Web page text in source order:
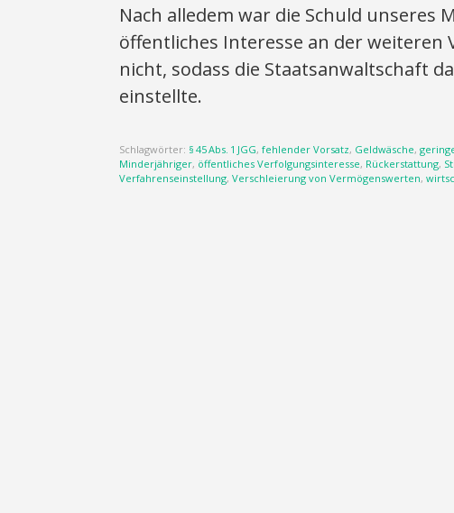
Nach alledem war die Schuld unseres
öffentliches Interesse an der weiteren
nicht, sodass die Staatsanwaltschaft
einstellte.
Schlagwörter: § 45 Abs. 1 JGG, fehlender Vorsatz, Geldwäsche,
Minderjähriger, öffentliches Verfolgungsinteresse, Rückerstattung,
Verfahrenseinstellung, Verschleierung von Vermögenswerten,